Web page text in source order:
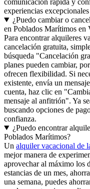
comunicación rápida y
experiencias
¿Puedo cambiar o
en Poblados Marítimos en
Para encontrar alquileres
cancelación gratuita,
búsqueda "Cancelación
planes pueden cambiar,
ofrecen flexibilidad. Si
existente, envía un
cuenta, haz clic en
mensaje al anfitrión". Ya
buscando opciones de
confianza.
¿Puedo encontrar
Poblados Marítimos?
Un alquiler vacacional de
mejor manera de
aprovechar al máximo los
estancias de un mes,
una semana, puedes